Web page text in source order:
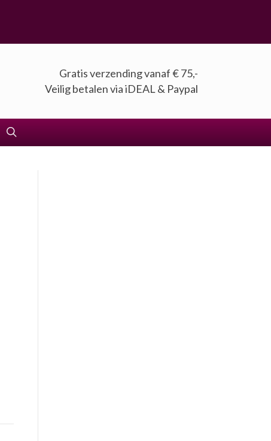
Gratis verzending vanaf € 75,-
Veilig betalen via iDEAL & Paypal